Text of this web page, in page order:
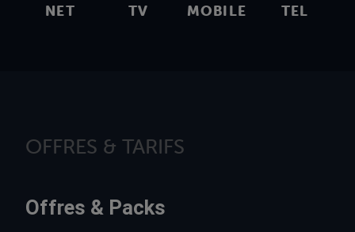
NET TV MOBILE TEL
OFFRES & TARIFS
Offres & Packs